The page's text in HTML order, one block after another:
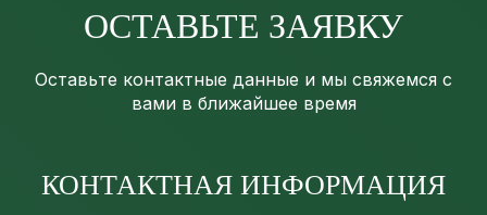
ОСТАВЬТЕ ЗАЯВКУ
Оставьте контактные данные и мы свяжемся с
вами в ближайшее время
КОНТАКТНАЯ ИНФОРМАЦИЯ